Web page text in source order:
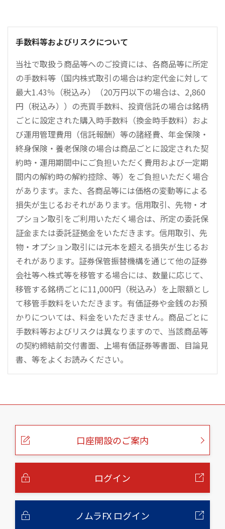
手数料等およびリスクについて
当社で取扱う商品等へのご投資には、各商品等に所定
の手数料等（国内株式取引の場合は約定代金に対して
最大1.43％（税込み）（20万円以下の場合は、2,860
円（税込み））の売買手数料、投資信託の場合は銘柄
ごとに設定された購入時手数料（換金時手数料）およ
び運用管理費用（信託報酬）等の諸経費、年金保険・
終身保険・養老保険の場合は商品ごとに設定された契
約時・運用期間中にご負担いただく費用および一定期
間内の解約時の解約控除、等）をご負担いただく場合
があります。また、各商品等には価格の変動等による
損失が生じるおそれがあります。信用取引、先物・オ
プション取引をご利用いただく場合は、所定の委託保
証金または委託証拠金をいただきます。信用取引、先
物・オプション取引には元本を超える損失が生じるお
それがあります。証券保管振替機構を通じて他の証券
会社等へ株式等を移管する場合には、数量に応じて、
移管する銘柄ごとに11,000円（税込み）を上限額とし
て移管手数料をいただきます。有価証券や金銭のお預
かりについては、料金をいただきません。商品ごとに
手数料等およびリスクは異なりますので、当該商品等
の契約締結前交付書面、上場有価証券等書面、目論見
書、等をよくお読みください。
こ
口座開設のご案内
ログイン
ノムラFX ログイン